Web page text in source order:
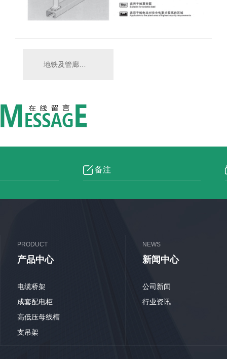
地铁及管廊预埋槽道
PRODUCT
产品中心
电缆桥架
成套配电柜
高低压母线槽
支吊架
NEWS
新闻中心
公司新闻
行业资讯